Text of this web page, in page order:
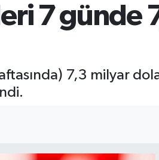
BİST100
7 günde
7,3 milyar